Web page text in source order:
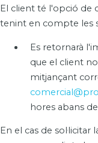
El client té l'opció de
tenint en compte les
Es retornarà
que el client
mitjançant
hores abans
En el cas de sol·licitar